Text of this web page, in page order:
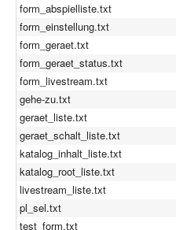
form_abspielliste.txt
form_einstellung.txt
form_geraet.txt
form_geraet_status.txt
form_livestream.txt
gehe-zu.txt
geraet_liste.txt
geraet_schalt_liste.txt
katalog_inhalt_liste.txt
katalog_root_liste.txt
livestream_liste.txt
pl_sel.txt
test_form.txt